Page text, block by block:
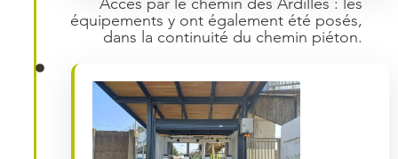
équipements y ont également été posés,
dans la continuité du chemin piéton.